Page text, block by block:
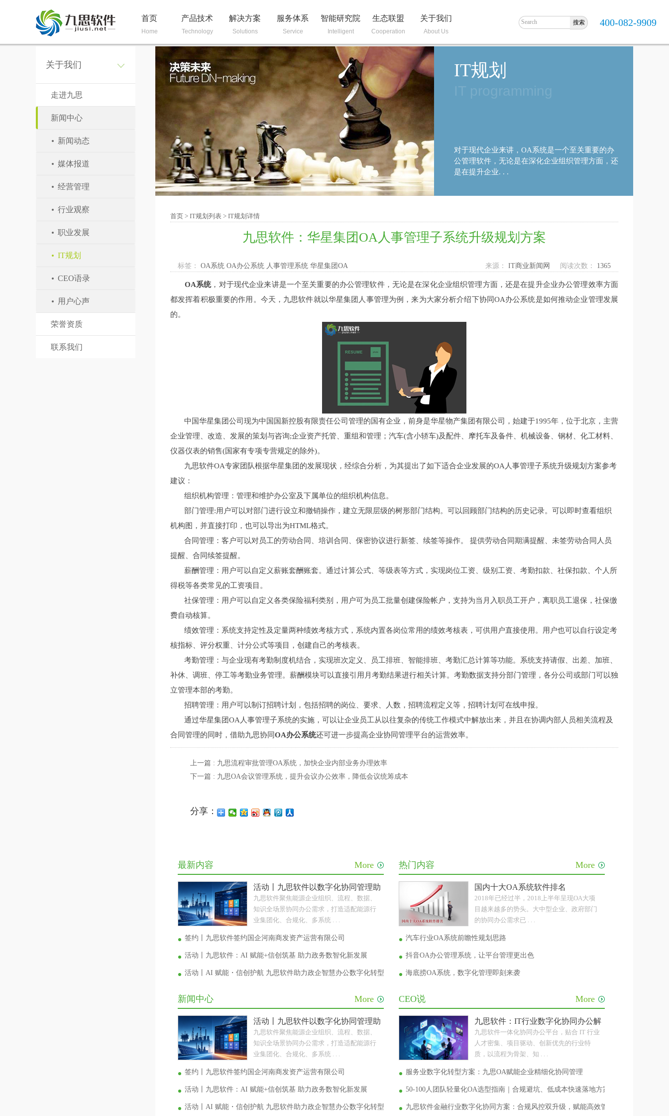
首页
Home
产品技术
Technology
解决方案
Solutions
服务体系
Service
智能研究院
Intelligent
生态联盟
Cooperation
关于我们
About Us
400-082-9909
关于我们
走进九思
新闻中心
新闻动态
媒体报道
经营管理
行业观察
职业发展
IT规划
CEO语录
用户心声
荣誉资质
联系我们
IT规划
IT programming
对于现代企业来讲，OA系统是一个至关重要的办
公管理软件，无论是在深化企业组织管理方面，还
是在提升企业. . .
首页 > IT规划列表 > IT规划详情
九思软件：华星集团OA人事管理子系统升级规划方案
标签： OA系统 OA办公系统 人事管理系统 华星集团OA 来源： IT商业新闻网 阅读次数： 1365
OA系统，对于现代企业来讲是一个至关重要的办公管理软件，无论是在深化企业组织管理方面，还是在提升企业办公管理效率方面
都发挥着积极重要的作用。今天，九思软件就以华星集团人事管理为例，来为大家分析介绍下协同OA办公系统是如何推动企业管理发展
的。
中国华星集团公司现为中国国新控股有限责任公司管理的国有企业，前身是华星物产集团有限公司，始建于1995年，位于北京，主营
企业管理、改造、发展的策划与咨询;企业资产托管、重组和管理 ；汽车(含小轿车)及配件、摩托车及备件、机械设备、钢材、化工材料、
仪器仪表的销售(国家有专项专营规定的除外)。
九思软件OA专家团队根据华星集团的发展现状，经综合分析，为其提出了如下适合企业发展的OA人事管理子系统升级规划方案参考
建议：
组织机构管理：管理和维护办公室及下属单位的组织机构信息。
部门管理:用户可以对部门进行设立和撤销操作，建立无限层级的树形部门结构。可以回顾部门结构的历史记录。可以即时查看组织
机构图，并直接打印，也可以导出为HTML格式。
合同管理：客户可以对员工的劳动合同、培训合同、保密协议进行新签、续签等操作。
提供劳动合同期满提醒、未签劳动合同人员
提醒、合同续签提醒。
薪酬管理：用户可以自定义薪账套酬账套。通过计算公式、等级表等方式，实现岗位工资、级别工资、考勤扣款、社保扣款、个人所
得税等各类常见的工资项目。
社保管理：用户可以自定义各类保险福利类别，用户可为员工批量创建保险帐户，支持为当月入职员工开户，离职员工退保，社保缴
费自动核算。
绩效管理：系统支持定性及定量两种绩效考核方式，系统内置各岗位常用的绩效考核表，可供用户直接使用。用户也可以自行设定考
核指标、评分权重、计分公式等项目，创建自己的考核表。
考勤管理：与企业现有考勤制度机结合，实现班次定义、员工排班、智能排班、考勤汇总计算等功能。系统支持请假、出差、加班、
补休、调班、停工等考勤业务管理。薪酬模块可以直接引用月考勤结果进行相关计算。考勤数据支持分部门管理，各分公司或部门可以独
立管理本部的考勤。
招聘管理：用户可以制订招聘计划，包括招聘的岗位、要求、人数，招聘流程定义等，招聘计划可在线申报。
通过华星集团OA人事管理子系统的实施，可以让企业员工从以往复杂的传统工作模式中解放出来，并且在协调内部人员相关流程及
合同管理的同时，借助九思协同OA办公系统还可进一步提高企业协同管理平台的运营效率。
上一篇 : 九思流程审批管理OA系统，加快企业内部业务办理效率
下一篇 : 九思OA会议管理系统，提升会议办公效率，降低会议统筹成本
分享：
最新内容 More
活动丨九思软件以数字化协同管理助力能源企业转型升级
九思软件聚焦能源企业组织、流程、数据、
知识全场景协同办公需求，打造适配能源行
业集团化、合规化、多系统 . . .
签约丨九思软件签约国企河南商发资产运营有限公司
活动丨九思软件：AI 赋能+信创筑基 助力政务数智化新发展
活动丨AI 赋能・信创护航 九思软件助力政企智慧办公数字化转型
热门内容 More
国内十大OA系统软件排名
2018年已经过半，2018上半年呈现OA大项
目越来越多的势头。大中型企业、政府部门
的协同办公需求已 . . .
汽车行业OA系统前瞻性规划思路
抖音OA办公管理系统，让平台管理更出色
海底捞OA系统，数字化管理即刻来袭
新闻中心 More
活动丨九思软件以数字化协同管理助力能源企业转型升级
九思软件聚焦能源企业组织、流程、数据、
知识全场景协同办公需求，打造适配能源行
业集团化、合规化、多系统 . . .
签约丨九思软件签约国企河南商发资产运营有限公司
活动丨九思软件：AI 赋能+信创筑基 助力政务数智化新发展
活动丨AI 赋能・信创护航 九思软件助力政企智慧办公数字化转型
CEO说 More
九思软件：IT行业数字化协同办公解决方案
九思软件一体化协同办公平台，贴合 IT 行业
人才密集、项目驱动、创新优先的行业特
质，以流程为骨架、知 . . .
服务业数字化转型方案：九思OA赋能企业精细化协同管理
50-100人团队轻量化OA选型指南｜合规避坑、低成本快速落地方案
九思软件金融行业数字化协同方案：合规风控双升级，赋能高效管理